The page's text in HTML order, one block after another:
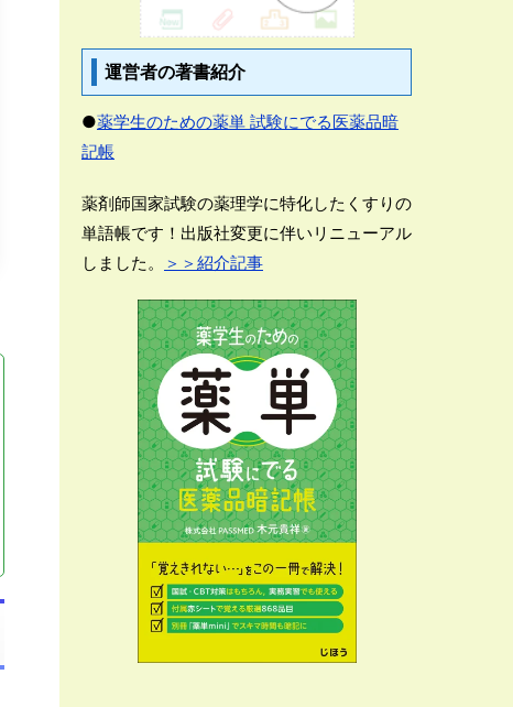
運営者の著書紹介
●薬学生のための薬単 試験にでる医薬品暗
記帳
薬剤師国家試験の薬理学に特化したくすりの
単語帳です！出版社変更に伴いリニューアル
しました。
＞＞紹介記事